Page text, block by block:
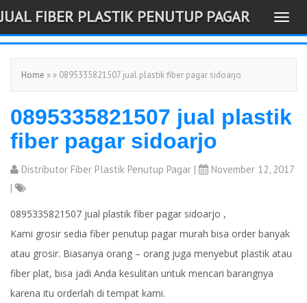
-->
T
o
g
l
e
v
i
JUAL FIBER PLASTIK PENUTUP PAGAR
Home » » 0895335821507 jual plastik fiber pagar sidoarjo
0895335821507 jual plastik
fiber pagar sidoarjo
Distributor Fiber Plastik Penutup Pagar |
November 12, 2017
|
0895335821507 jual plastik fiber pagar sidoarjo ,
Kami grosir sedia fiber penutup pagar murah bisa order banyak
atau grosir. Biasanya orang – orang juga menyebut plastik atau
fiber plat, bisa jadi Anda kesulitan untuk mencari barangnya
karena itu orderlah di tempat kami.